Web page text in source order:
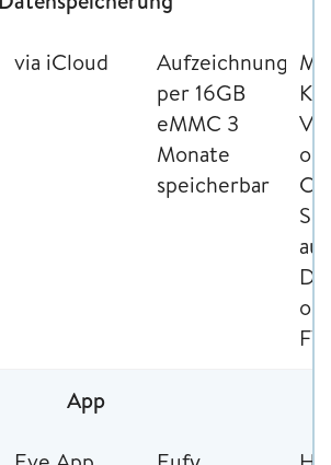
via iCloud
Aufzeichnungen
per 16GB
eMMC 3
Monate
speicherbar
auf
App